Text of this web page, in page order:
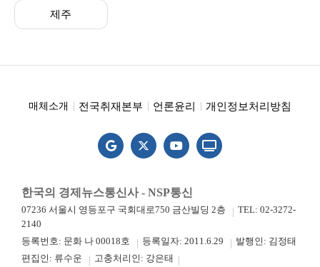
제주
매체소개 전국취재본부 언론윤리 개인정보처리방침
한국의 경제뉴스통신사 - NSP통신
07236 서울시 영등포구 국회대로750 금산빌딩 2층
TEL: 02-3272-
2140
등록번호: 문화 나 00018호
등록일자: 2011.6.29
발행인: 김정태
편집인: 류수운
고충처리인: 강은태